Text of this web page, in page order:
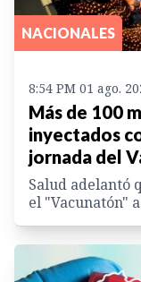
NACIONALES
8:54 PM 01 ago.
Más de 100
inyectados
jornada del
Salud adelantó
el "Vacunatón"